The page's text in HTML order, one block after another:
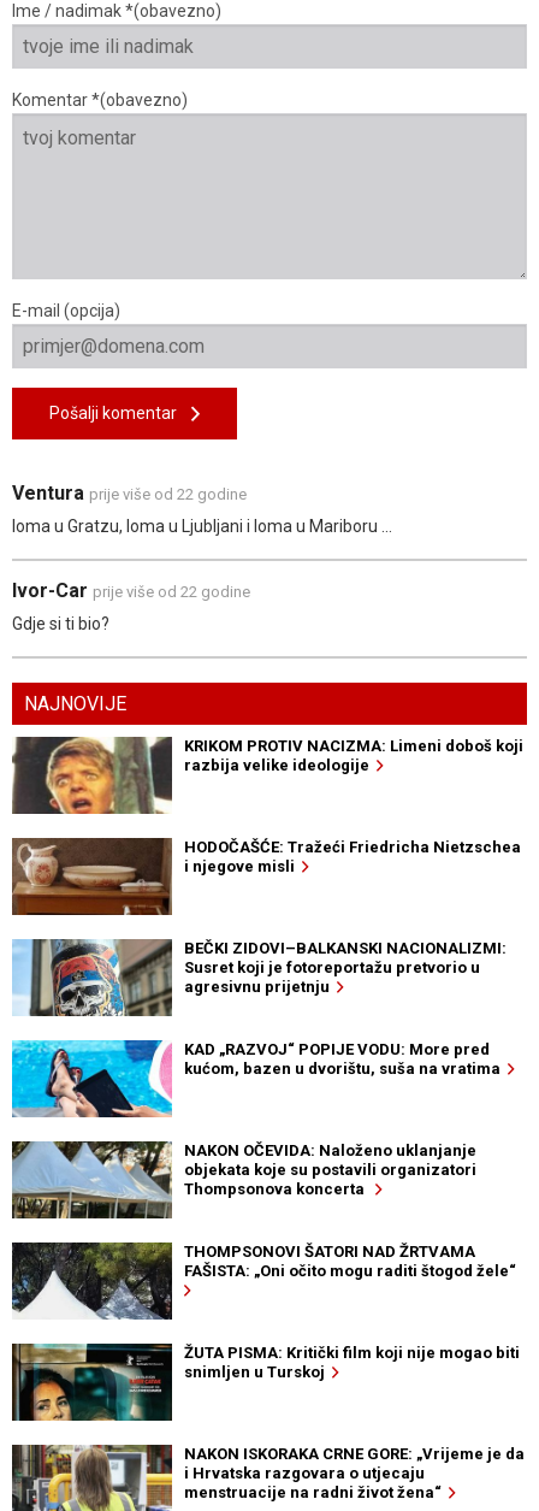
Ime / nadimak *(obavezno)
Komentar *(obavezno)
E-mail (opcija)
Pošalji komentar
Ventura prije više od 22 godine
loma u Gratzu, loma u Ljubljani i loma u Mariboru ...
Ivor-Car prije više od 22 godine
Gdje si ti bio?
NAJNOVIJE
KRIKOM PROTIV NACIZMA: Limeni doboš koji
razbija velike ideologije
HODOČAŠĆE: Tražeći Friedricha Nietzschea
i njegove misli
BEČKI ZIDOVI–BALKANSKI NACIONALIZMI:
Susret koji je fotoreportažu pretvorio u
agresivnu prijetnju
KAD „RAZVOJ“ POPIJE VODU: More pred
kućom, bazen u dvorištu, suša na vratima
NAKON OČEVIDA: Naloženo uklanjanje
objekata koje su postavili organizatori
Thompsonova koncerta
THOMPSONOVI ŠATORI NAD ŽRTVAMA
FAŠISTA: „Oni očito mogu raditi štogod žele“
ŽUTA PISMA: Kritički film koji nije mogao biti
snimljen u Turskoj
NAKON ISKORAKA CRNE GORE: „Vrijeme je da
i Hrvatska razgovara o utjecaju
menstruacije na radni život žena“